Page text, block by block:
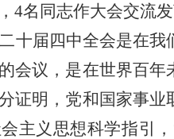
4名同志作大会交流
十届四中全会是在
会议，是在世界百
证明，党和国家事
主义思想科学指引，